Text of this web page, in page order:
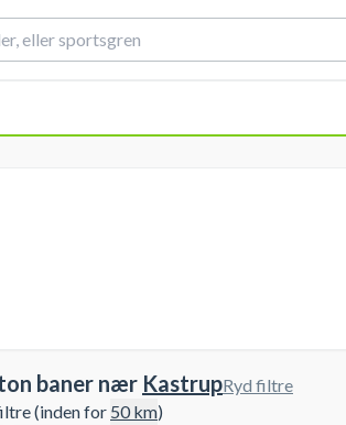
baner nær Kastrup
(inden for 50km)
Ryd filtre